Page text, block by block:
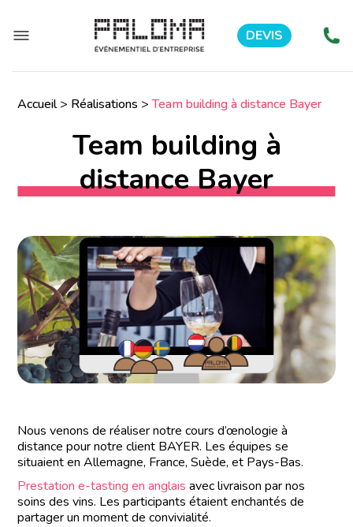
DEVIS
Accueil> Réalisations >Team building à distance Bayer
Team building à
distance Bayer
Nous venons de réaliser notre cours d’œnologie à
distance pour notre client BAYER. Les équipes se
situaient en Allemagne, France, Suède, et Pays-Bas.
Prestation e-tasting en anglais avec livraison par nos
soins des vins. Les participants étaient enchantés de
partager un moment de convivialité.